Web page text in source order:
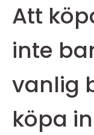
Att
inte
vanlig
köpa